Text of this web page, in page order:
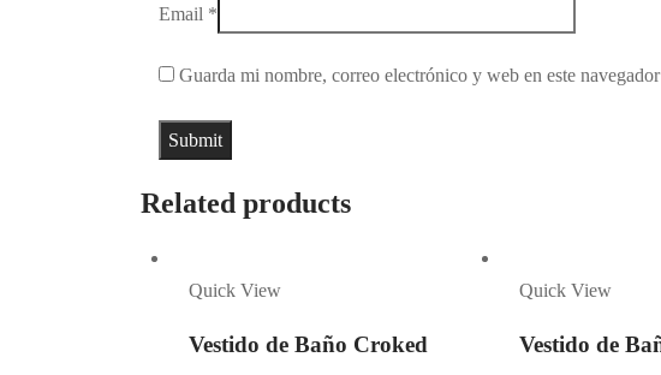
Email *
Guarda mi nombre, correo electrónico y web en este
Related products
Quick View
Vestido de Baño Croked
Quick View
Vestido de